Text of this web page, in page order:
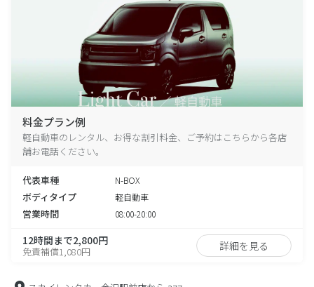
料金プラン例
軽自動車のレンタル、お得な割引料金、ご予約はこちらから各店
舗お電話ください。
代表車種 N-BOX
ボディタイプ 軽自動車
営業時間 08:00-20:00
12時間まで2,800円
免責補償1,080円 詳細を見る